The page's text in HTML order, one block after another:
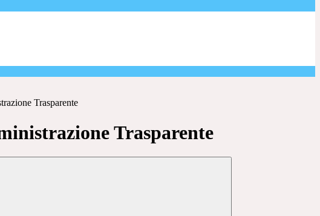
Trasparente
Trasparente